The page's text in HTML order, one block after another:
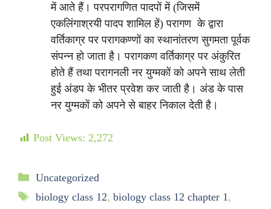
में आते हैं। परपरागणित पादपों में (जिसमें
एकलिंगाश्रयी पादप शामिल हें) परागण के द्वारा
वर्तिकाग्र पर परागकण्णों का स्थानांतरण सुगमता पूर्वक
संपन्न हो जाता है। परागकण वर्तिकाग्र पर अंकुरित
होते हैं तथा परागनली नर युग्मकों को अपने साथ लेती
हुई अंडप के भीतर प्रवेश कर जाती है। अंड के पास
नर युग्मकों को अपने से बाहर निकाल देती है।
Post Views: 2,272
Uncategorized
biology class 12, biology class 12 chapter 1 ,